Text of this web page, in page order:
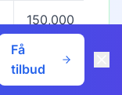
150,000
kr
6-
300,000
Få
tilbud